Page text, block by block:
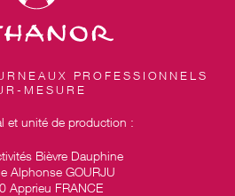
PROFESSIONNELS
MESURE
et unité de production :
Bièvre Dauphine
Alphonse GOURJU
Apprieu FRANCE